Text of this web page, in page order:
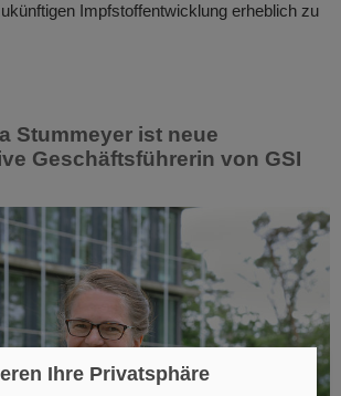
Impfstoffentwicklung erheblich zu
Stummeyer ist neue
Geschäftsführerin von GSI
Ihre Privatsphäre